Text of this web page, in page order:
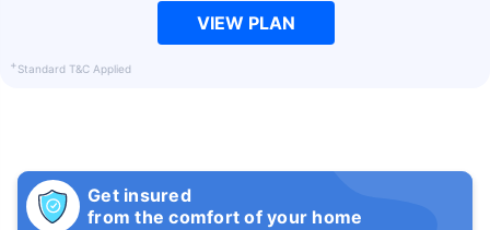
VIEW PLAN
+Standard T&C Applied
Get insured
from the comfort of your home